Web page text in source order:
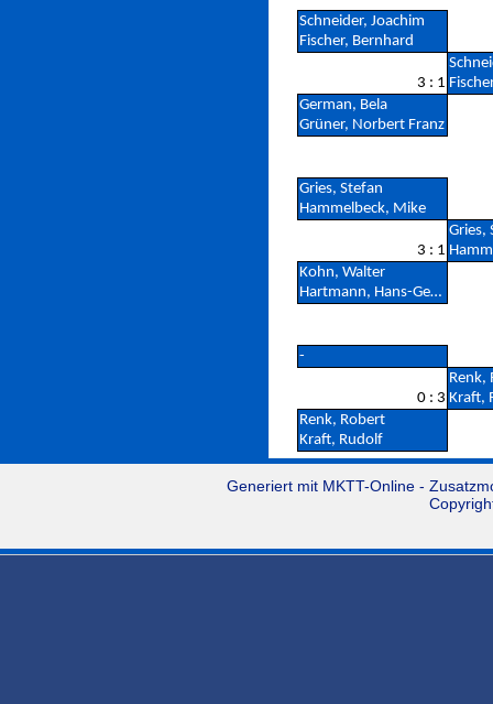
Schneider, Joachim
Fischer, Bernhard
3 : 1
German, Bela
Grüner, Norbert Franz
Gries, Stefan
Hammelbeck, Mike
3 : 1
Gries,
Kohn, Walter
Hartmann, Hans-Georg
-
0 : 3
Renk,
Kraft,
Renk, Robert
Kraft, Rudolf
Generiert mit MKTT-Online-